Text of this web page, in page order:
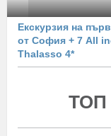
Екскурзия на
от София + 7 All
Thalassо 4*
ТОП